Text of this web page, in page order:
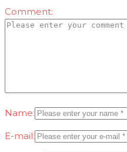
Comment:
Name:
E-mail: